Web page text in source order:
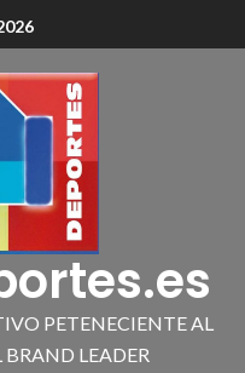
PETENECIENTE AL
BRAND LEADER